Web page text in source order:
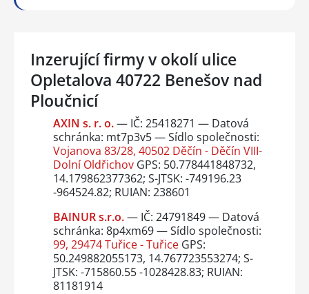
Inzerující firmy v okolí ulice
Opletalova 40722 Benešov nad
Ploučnicí
AXIN s. r. o.— IČ: 25418271 — Datová
schránka: mt7p3v5 — Sídlo společnosti:
Vojanova 83/28, 40502 Děčín - Děčín VIII-
Dolní OldřichovGPS: 50.778441848732,
14.179862377362; S-JTSK: -749196.23
-964524.82; RUIAN: 238601
BAINUR s.r.o.— IČ: 24791849 — Datová
schránka: 8p4xm69 — Sídlo společnosti:
99, 29474 Tuřice - TuřiceGPS:
50.249882055173, 14.767723553274; S-
JTSK: -715860.55 -1028428.83; RUIAN:
81181914